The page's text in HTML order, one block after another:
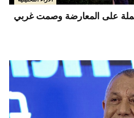
حملة على المعارضة وصمت غربي